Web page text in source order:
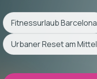
Fitnessurlaub Barcelona
Urbaner Reset am